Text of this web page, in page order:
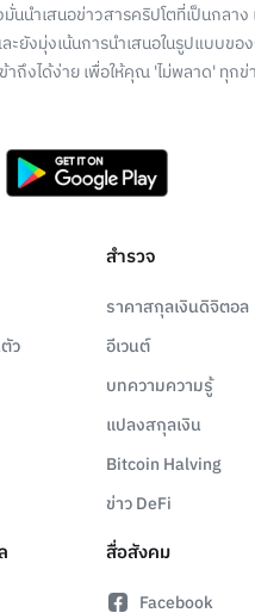
นนำเสนอข่าวสารคริปโตที่เป็นกลาง
ะยังมุ่งเน้นการนำเสนอในรูปแบบของ
าถึงได้ง่าย เพื่อให้คุณ 'ไม่พลาด' ทุกข่
ว
สำรวจ
ราคาสกุลเงินดิจิตอล
อีเวนต์
บทความความรู้
แปลงสกุลเงิน
Bitcoin Halving
ข่าว DeFi
สื่อสังคม
Facebook